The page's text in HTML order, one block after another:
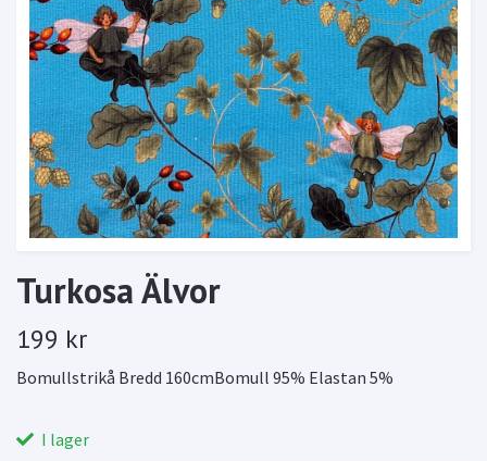
Turkosa Älvor
199 kr
Bomullstrikå Bredd 160cmBomull 95% Elastan 5%
I lager